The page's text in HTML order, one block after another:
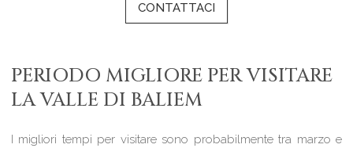
CONTATTACI
PERIODO MIGLIORE PER VISITARE
LA VALLE DI BALIEM
I migliori tempi per visitare sono probabilmente tra marzo e